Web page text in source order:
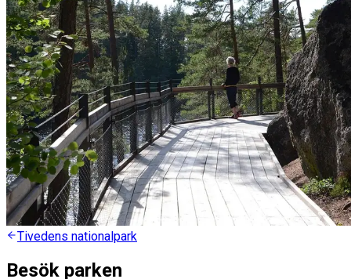
Tivedens nationalpark
Besök parken